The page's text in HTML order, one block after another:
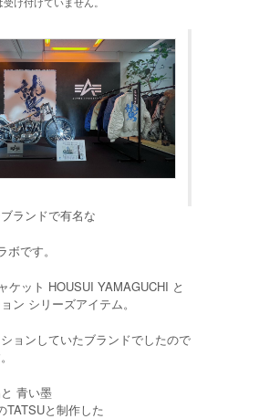
ランドで有名な
です。
ケット HOUSUI YAMAGUCHI と
ン シリーズアイテム。
ョンしていたブランドでしたので
青い墨
TATSUと制作した